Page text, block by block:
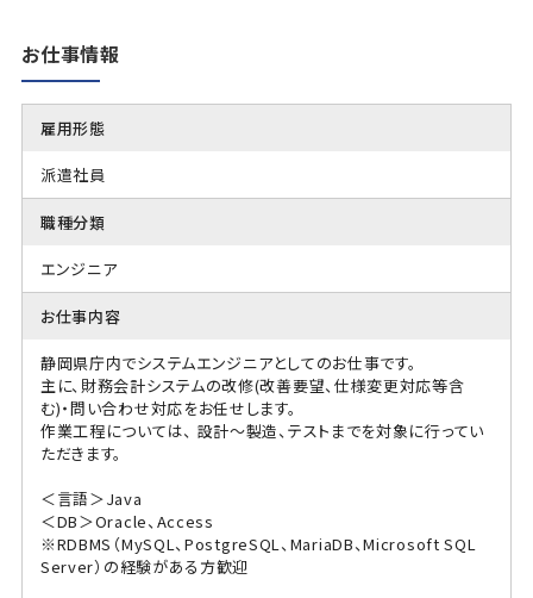
お仕事情報
雇用形態
派遣社員
職種分類
エンジニア
お仕事内容
静岡県庁内でシステムエンジニアとしてのお仕事です。
主に、財務会計システムの改修(改善要望、仕様変更対応等含
む)・問い合わせ対応をお任せします。
作業工程については、 設計～製造、テストまでを対象に行ってい
ただきます。
＜言語＞Java
＜DB＞Oracle、Access
※RDBMS（MySQL、PostgreSQL、MariaDB、Microsoft SQL
Server）の経験がある方歓迎